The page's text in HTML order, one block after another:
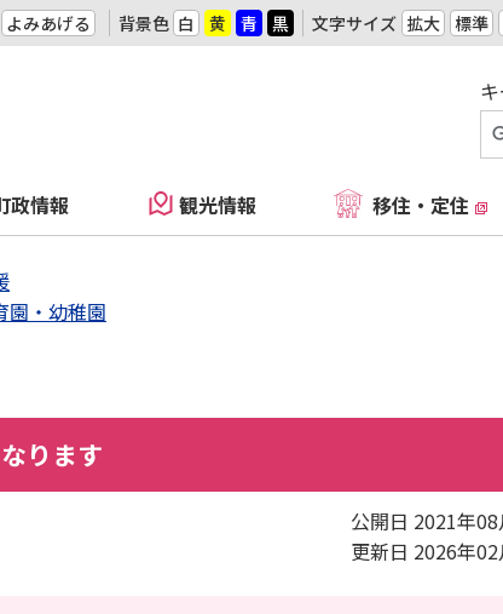
よみあげる 背景色 白 黄 青 黒 文字サイズ 拡大 標準
政情報 観光情報 移住・定住
園・幼稚園
ります
公開日 2021年
更新日 2026年